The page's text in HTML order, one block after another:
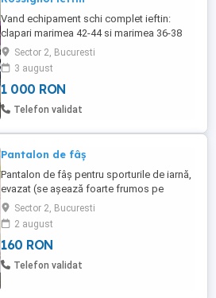
Vand echipament schi complet ieftin:
clapari marimea 42-44 si marimea 36-38
schiuri 1,60m Atomic si Rossignol
Sector 2, Bucuresti
3 august
1 000 RON
Telefon validat
Pantalon de fâș
Pantalon de fâș pentru sporturile de iarnă,
evazat (se așează foarte frumos pe
ghete), culoare roz, talie ajustabila cu
arici/scai, zona de la glezne este dublată,
toate fermoarele și capsele sunt
funcționale. Purtat de 2 ori în oraș. Măsura
42
Sector 2, Bucuresti
2 august
160 RON
Telefon validat